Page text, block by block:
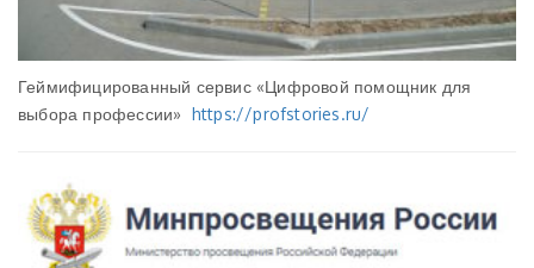
Геймифицированный сервис «Цифровой помощник для
выбора профессии» https://profstories.ru/